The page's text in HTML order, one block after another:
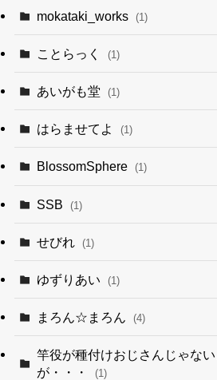
mokataki_works (1)
ことらっく (1)
あいがも堂 (1)
はらませてよ (1)
BlossomSphere (1)
SSB (1)
せびれ (1)
ゆずりあい (1)
まろん☆まろん (4)
竿役が種付けおじさんじゃな
が・・・
(1)